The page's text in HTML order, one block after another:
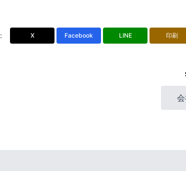
: X Facebook LINE 印刷